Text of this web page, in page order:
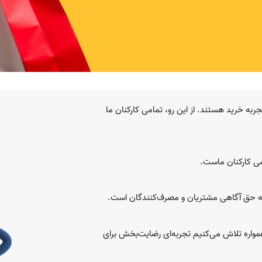
خرید هستند. از این رو، تمامی کارکنان ما
کارکنان ماست.
به حق آگاهی مشتریان و مصرف‌کنندگان است.
تلاش می‌کنیم تجربه‌ای رضایت‌بخش برای